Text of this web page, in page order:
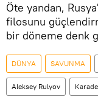
Öte yandan,
filosunu
bir döneme denk
DÜNYA SAVUNMA
Aleksey Rulyov